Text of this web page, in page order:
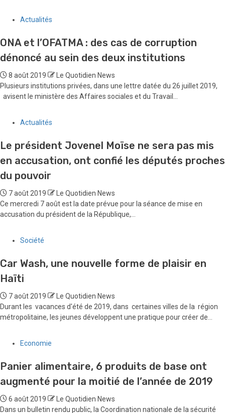
Actualités
ONA et l’OFATMA : des cas de corruption
dénoncé au sein des deux institutions
8 août 2019
Le Quotidien News
Plusieurs institutions privées, dans une lettre datée du 26 juillet 2019,
avisent le ministère des Affaires sociales et du Travail...
Actualités
Le président Jovenel Moïse ne sera pas mis
en accusation, ont confié les députés proches
du pouvoir
7 août 2019
Le Quotidien News
Ce mercredi 7 août est la date prévue pour la séance de mise en
accusation du président de la République,...
Société
Car Wash, une nouvelle forme de plaisir en
Haïti
7 août 2019
Le Quotidien News
Durant les vacances d'été de 2019, dans certaines villes de la région
métropolitaine, les jeunes développent une pratique pour créer de...
Economie
Panier alimentaire, 6 produits de base ont
augmenté pour la moitié de l’année de 2019
6 août 2019
Le Quotidien News
Dans un bulletin rendu public, la Coordination nationale de la sécurité